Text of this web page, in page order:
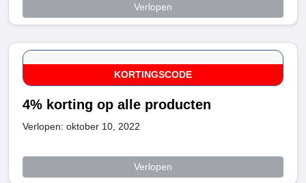
Verlopen
KORTINGSCODE
4% korting op alle producten
Verlopen: oktober 10, 2022
Verlopen